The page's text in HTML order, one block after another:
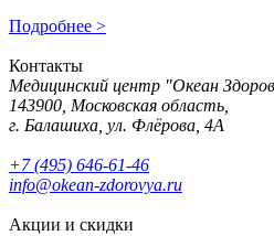
Подробнее >
Контакты
Медицинский центр "Океан
143900, Московская область,
г. Балашиха, ул. Флёрова, 4А
+7 (495) 646-61-46
info@okean-zdorovya.ru
Акции и скидки